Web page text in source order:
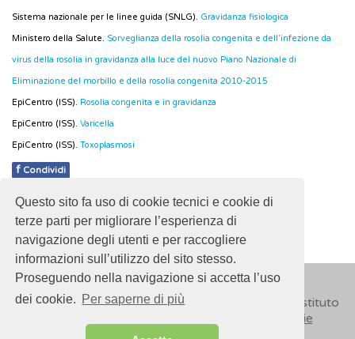
Questo sito fa uso di cookie tecnici e cookie di
terze parti per migliorare l’esperienza di
navigazione degli utenti e per raccogliere
informazioni sull’utilizzo del sito stesso.
Proseguendo nella navigazione si accetta l’uso
dei cookie. Per saperne di più
Sistema nazionale per le linee guida (SNLG). Gravidanza fisiologica
Ministero della Salute. Sorveglianza della rosolia congenita e dell’infezione da
virus della rosolia in gravidanza alla luce del nuovo Piano Nazionale di
Eliminazione del morbillo e della rosolia congenita 2010-2015
EpiCentro (ISS). Rosolia congenita e in gravidanza
EpiCentro (ISS). Varicella
EpiCentro (ISS). Toxoplasmosi
f Condividi
Pubblicato: 28 Febbraio 2018
© 2018ISSalute - Sito sviluppato e gestito dall’Istituto
Cookie